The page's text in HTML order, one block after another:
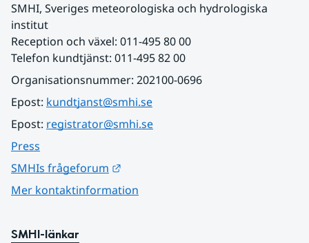
SMHI, Sveriges meteorologiska och hydrologiska
institut
Reception och växel: 011-495 80 00
Telefon kundtjänst: 011-495 82 00
Organisationsnummer: 202100-0696
Epost: kundtjanst@smhi.se
Epost: registrator@smhi.se
Press
SMHIs frågeforum
Mer kontaktinformation
SMHI-länkar